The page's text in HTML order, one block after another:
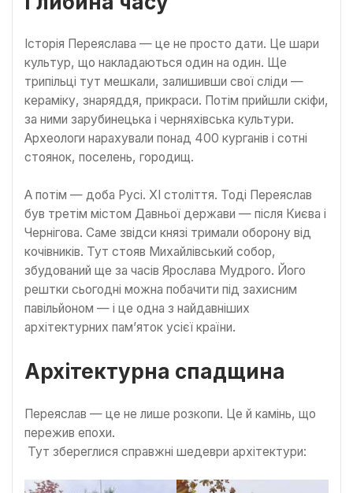
Історія Переяслава — це не просто дати. Це шари
культур, що накладаються один на один. Ще
трипільці тут мешкали, залишивши свої сліди —
кераміку, знаряддя, прикраси. Потім прийшли скіфи,
за ними зарубинецька і черняхівська культури.
Археологи нарахували понад 400 курганів і сотні
стоянок, поселень, городищ.
А потім — доба Русі. XI століття. Тоді Переяслав
був третім містом Давньої держави — після Києва і
Чернігова. Саме звідси князі тримали оборону від
кочівників. Тут стояв Михайлівський собор,
збудований ще за часів Ярослава Мудрого. Його
рештки сьогодні можна побачити під захисним
павільйоном — і це одна з найдавніших
архітектурних пам’яток усієї країни.
Архітектурна спадщина
Переяслав — це не лише розкопи. Це й камінь, що
пережив епохи.
Тут збереглися справжні шедеври архітектури: